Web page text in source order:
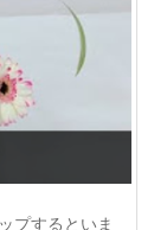
プするといま